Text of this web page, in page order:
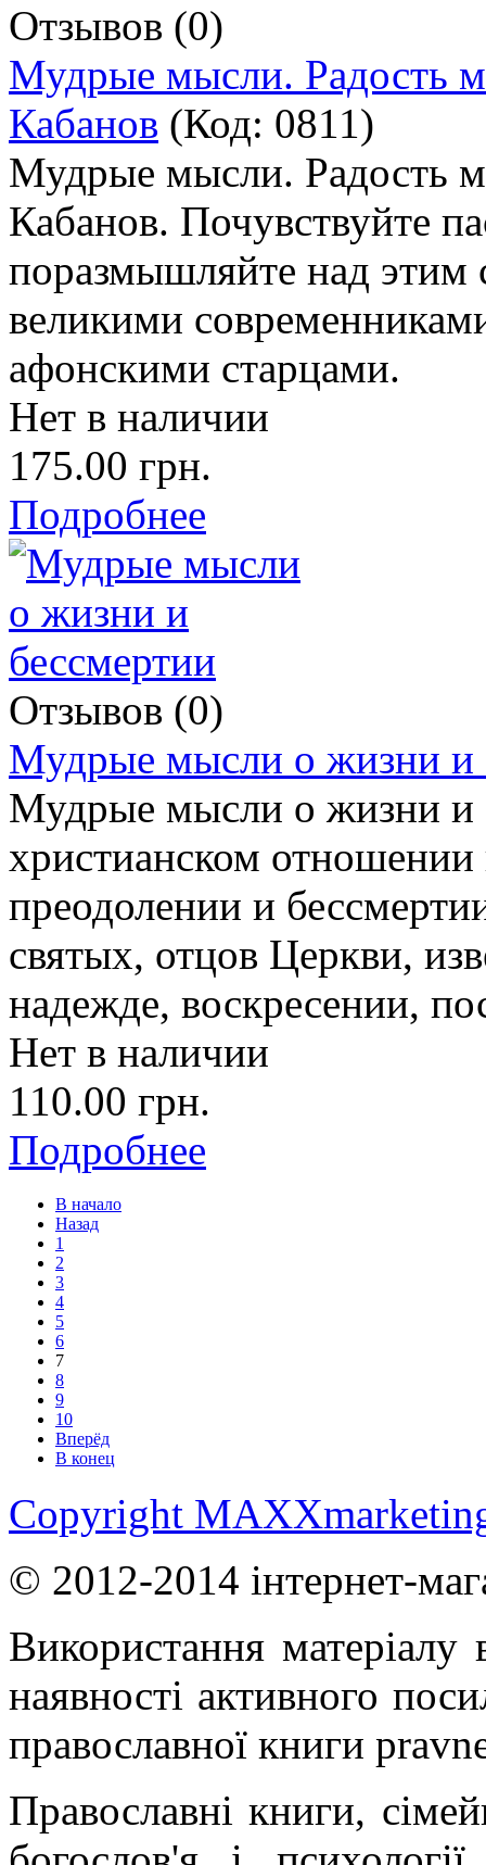
Отзывов (0)
Мудрые мысли. Радость
Кабанов (Код: 0811)
Мудрые мысли. Радость
Кабанов. Почувствуйте
поразмышляйте над
великими
афонскими старцами.
Нет в наличии
175.00 грн.
Подробнее
Отзывов (0)
Мудрые мысли о жизни и
Мудрые мысли о жизни и
христианском
преодолении и
святых, отцов Церкви,
надежде, воскресении,
Нет в наличии
110.00 грн.
Подробнее
В начало
Назад
1
2
3
4
5
6
7
8
9
10
Вперёд
В конец
Copyright
© 2012-2014 інтернет-
Використання матеріалу
наявності активного
православної книги
Православні книги,